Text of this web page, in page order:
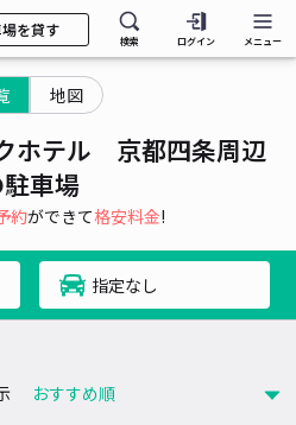
を貸す
検索 ログイン メニュー
地図
ホテル 京都四条周辺
車場
約ができて格安料金!
指定なし